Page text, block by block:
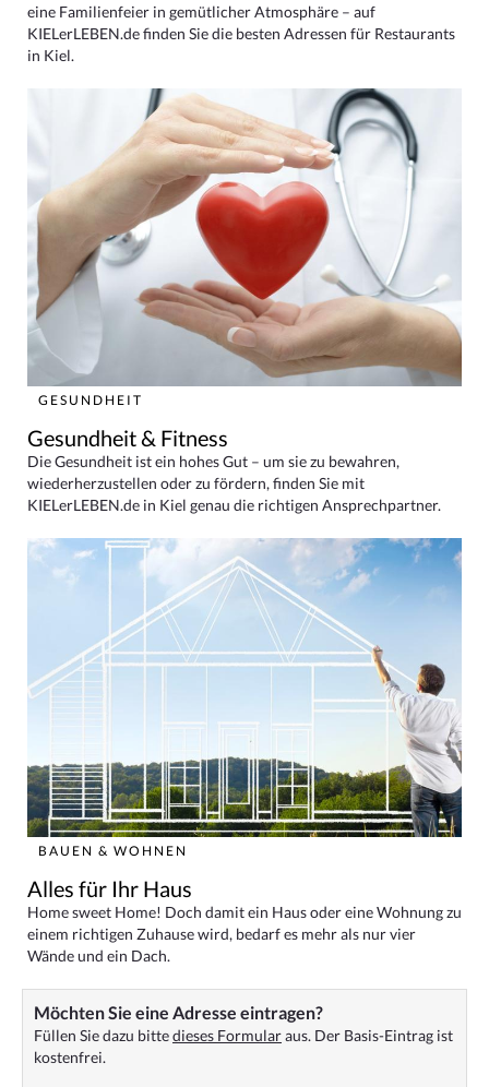
eine Familienfeier in gemütlicher Atmosphäre – auf
KIELerLEBEN.de finden Sie die besten Adressen für Restaurants
in Kiel.
GESUNDHEIT
Gesundheit & Fitness
Die Gesundheit ist ein hohes Gut – um sie zu bewahren,
wiederherzustellen oder zu fördern, finden Sie mit
KIELerLEBEN.de in Kiel genau die richtigen Ansprechpartner.
BAUEN & WOHNEN
Alles für Ihr Haus
Home sweet Home! Doch damit ein Haus oder eine Wohnung zu
einem richtigen Zuhause wird, bedarf es mehr als nur vier
Wände und ein Dach.
Möchten Sie eine Adresse eintragen?
Füllen Sie dazu bittedieses Formularaus. Der Basis-Eintrag ist
kostenfrei.